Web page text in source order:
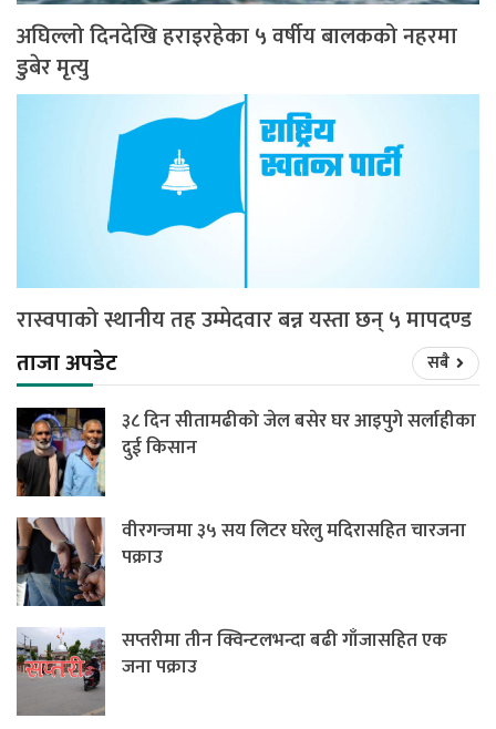
अघिल्लो दिनदेखि हराइरहेका ५ वर्षीय बालकको नहरमा
डुबेर मृत्यु
रास्वपाको स्थानीय तह उम्मेदवार बन्न यस्ता छन् ५ मापदण्ड
ताजा अपडेट
सबै
३८ दिन सीतामढीको जेल बसेर घर आइपुगे सर्लाहीका
दुई किसान
वीरगन्जमा ३५ सय लिटर घरेलु मदिरासहित चारजना
पक्राउ
सप्तरीमा तीन क्विन्टलभन्दा बढी गाँजासहित एक
जना पक्राउ